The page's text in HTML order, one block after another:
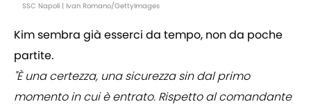
SSC Napoli | Ivan Romano/GettyImages
Kim sembra già esserci da tempo, non da poche
partite.
"È una certezza, una sicurezza sin dal primo
momento in cui è entrato. Rispetto al comandante